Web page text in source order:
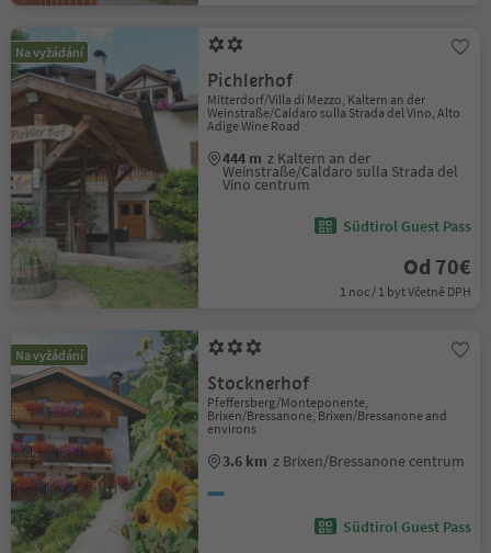
Na vyžádání
Pichlerhof
Mitterdorf/Villa di Mezzo, Kaltern an der
Weinstraße/Caldaro sulla Strada del Vino, Alto
Adige Wine Road
444 m z Kaltern an der
Weinstraße/Caldaro sulla Strada del
Vino centrum
Südtirol Guest Pass
Od 70€
1 noc / 1 byt Včetně DPH
Na vyžádání
Stocknerhof
Pfeffersberg/Monteponente,
Brixen/Bressanone, Brixen/Bressanone and
environs
3.6 km z Brixen/Bressanone centrum
Südtirol Guest Pass